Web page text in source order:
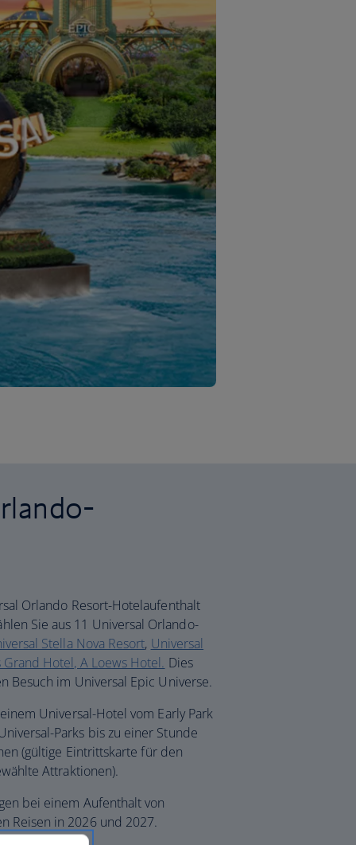
Orlando Resort-Hotelaufenthalt
Sie aus 11 Universal Orlando-
Stella Nova Resort, Universal
Hotel, A Loews Hotel. Dies
im Universal Epic Universe.
Universal-Hotel vom Early Park
Parks bis zu einer Stunde
(gültige Eintrittskarte für den
Attraktionen).
bei einem Aufenthalt von
Reisen in 2026 und 2027.